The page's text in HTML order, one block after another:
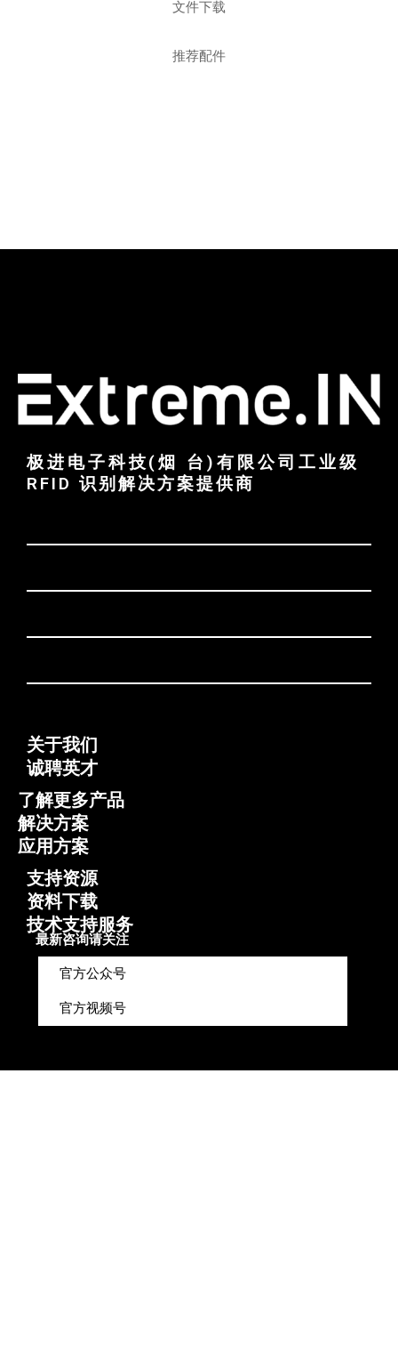
文件下载
推荐配件
极进电子科技(烟 台)有限公司工业级
RFID 识别解决方案提供商
关于我们
诚聘英才
了解更多产品
解决方案
应用方案
支持资源
资料下载
技术支持服务
最新咨询请关注
官方公众号
官方视频号